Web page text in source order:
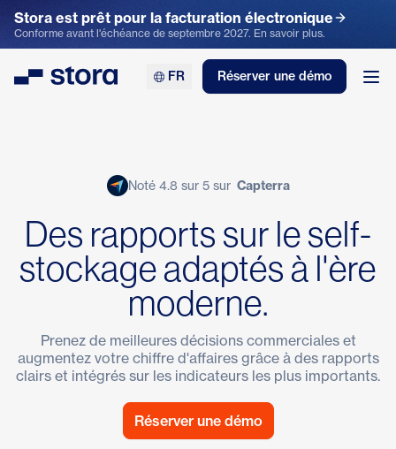
Stora est prêt pour la facturation électronique
Conforme avant l'échéance de septembre 2027. En savoir plus.
Stora FR Réserver une démo
Noté 4.8 sur 5 sur Capterra
Des rapports sur le self-
stockage adaptés à l'ère
moderne.
Prenez de meilleures décisions commerciales et
augmentez votre chiffre d'affaires grâce à des rapports
clairs et intégrés sur les indicateurs les plus importants.
Réserver une démo